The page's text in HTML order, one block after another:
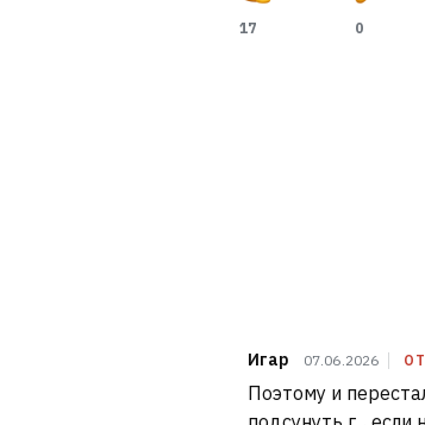
17 0
Игар 07.06.2026
Поэтому и